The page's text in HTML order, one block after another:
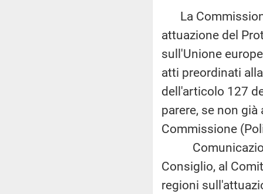
La
attuazione del
sull'Unione
atti preordinati
dell'articolo 127
parere, se non
Commissione
Consiglio, al
regioni